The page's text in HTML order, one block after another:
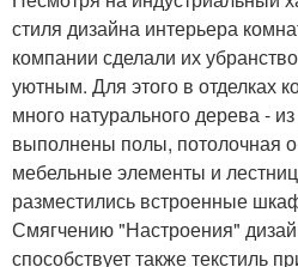
стиля дизайна интерьера
компании сделали их
уютным. Для этого в отделках
много натурального дерева -
выполнены полы, потолочная
мебельные элементы и
разместились встроенные
Смягчению "Настроения"
способствует также текстиль